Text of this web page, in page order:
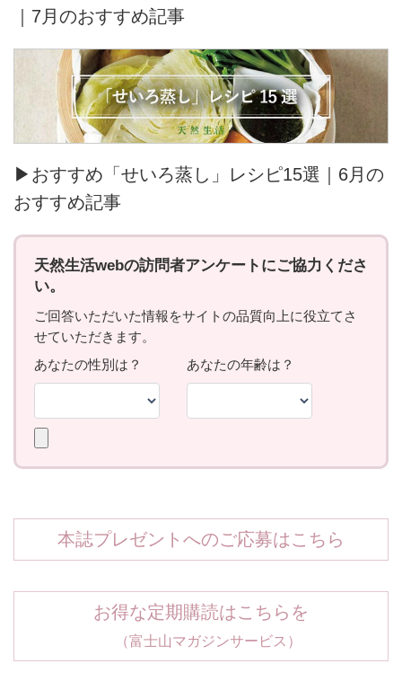
｜7月のおすすめ記事
▶おすすめ「せいろ蒸し」レシピ15選｜6月の
おすすめ記事
本誌プレゼントへのご応募はこちら
お得な定期購読はこちらを
（富士山マガジンサービス）